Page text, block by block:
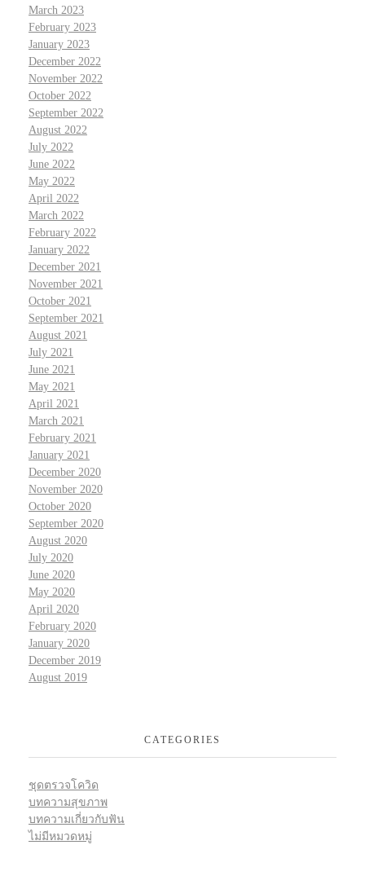
March 2023
February 2023
January 2023
December 2022
November 2022
October 2022
September 2022
August 2022
July 2022
June 2022
May 2022
April 2022
March 2022
February 2022
January 2022
December 2021
November 2021
October 2021
September 2021
August 2021
July 2021
June 2021
May 2021
April 2021
March 2021
February 2021
January 2021
December 2020
November 2020
October 2020
September 2020
August 2020
July 2020
June 2020
May 2020
April 2020
February 2020
January 2020
December 2019
August 2019
CATEGORIES
ชุดตรวจโควิด
บทความสุขภาพ
บทความเกี่ยวกับฟัน
ไม่มีหมวดหมู่